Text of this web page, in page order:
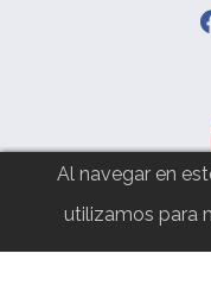
Al navegar en
utilizamos para